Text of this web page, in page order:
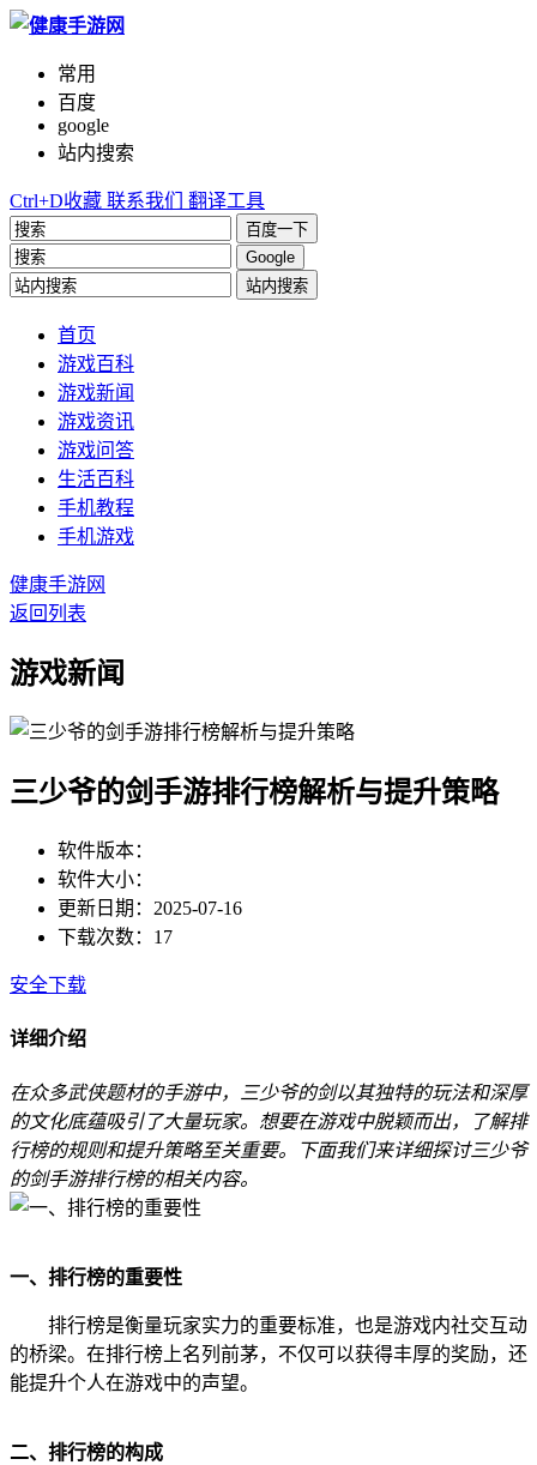
常用
百度
google
站内搜索
Ctrl+D收藏 联系我们 翻译工具
百度一下
Google
站内搜索
首页
游戏百科
游戏新闻
游戏资讯
游戏问答
生活百科
手机教程
手机游戏
健康手游网
返回列表
游戏新闻
三少爷的剑手游排行榜解析与提升策略
软件版本：
软件大小：
更新日期：2025-07-16
下载次数：17
安全下载
详细介绍
在众多武侠题材的手游中，三少爷的剑以其独特的玩法和深厚
的文化底蕴吸引了大量玩家。想要在游戏中脱颖而出，了解排
行榜的规则和提升策略至关重要。下面我们来详细探讨三少爷
的剑手游排行榜的相关内容。
一、排行榜的重要性
排行榜是衡量玩家实力的重要标准，也是游戏内社交互动
的桥梁。在排行榜上名列前茅，不仅可以获得丰厚的奖励，还
能提升个人在游戏中的声望。
二、排行榜的构成